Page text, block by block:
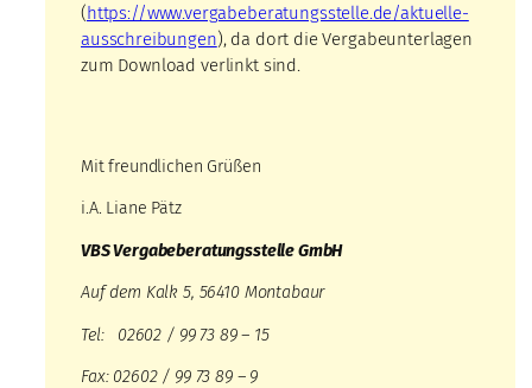
(https://www.vergabeberatungsstelle.de/aktuelle-
ausschreibungen), da dort die Vergabeunterlagen
zum Download verlinkt sind.
Mit freundlichen Grüßen
i.A. Liane Pätz
VBS Vergabeberatungsstelle GmbH
Auf dem Kalk 5, 56410 Montabaur
Tel: 02602 / 99 73 89 – 15
Fax: 02602 / 99 73 89 – 9